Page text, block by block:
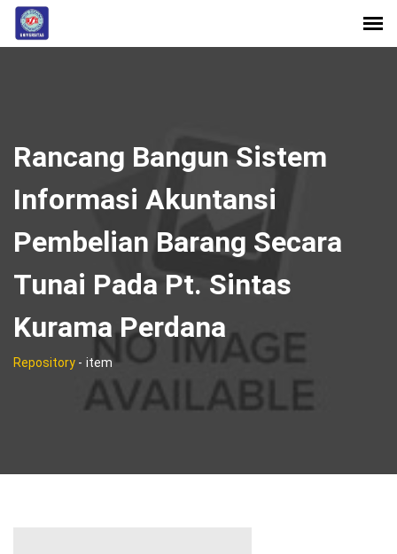
Rancang Bangun Sistem
Informasi Akuntansi
Pembelian Barang Secara
Tunai Pada Pt. Sintas
Kurama Perdana
Repository - item